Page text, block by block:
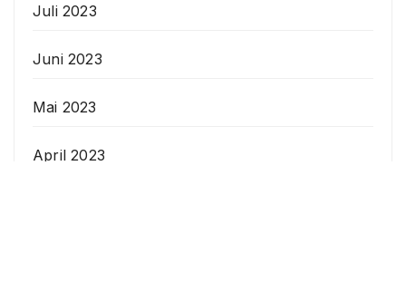
Juli 2023
Juni 2023
Mai 2023
April 2023